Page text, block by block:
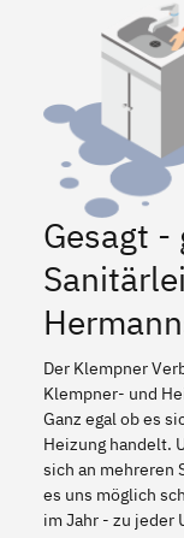
Gesagt -
Der Klempner
Klempner- und
Ganz egal ob es
Heizung handelt.
sich an mehreren
es uns möglich
im Jahr - zu jeder